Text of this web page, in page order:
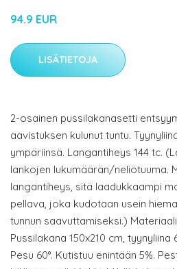
94.9 EUR
LISÄTIETOJA
2-osainen pussilakanasetti
aavistuksen kulunut tuntu.
ympäriinsä. Langantiheys 144 tc.
lankojen lukumäärän/neliötuuma.
langantiheys, sitä laadukkaampi
pellava, joka kudotaan usein
tunnun saavuttamiseksi.)
Pussilakana 150x210 cm,
Pesu 60°. Kutistuu enintään 5%.